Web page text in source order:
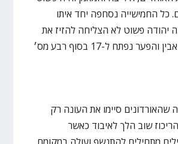
כל החמישייה נסחפה יחד איתו
יהודה פשוט לא הצליחה להזיז את
הרשתות באורט אבין והפער נפתח ל-17 בסוף רבע מס׳
שהאורדונים סיימו את העונה רק
שוב הלך לאיבוד כאשר